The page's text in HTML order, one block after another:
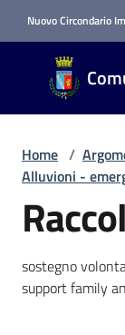
Nuovo Circondario
Comune
di Imola
RETE
Amministrazione
Novità
Home /
Alluvioni -
sostegno
support family